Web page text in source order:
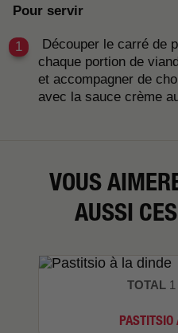
Pour servir
Découper le carré de
chaque portion de
et accompagner de
avec la sauce crème
VOUS
AUSSI
TOTAL